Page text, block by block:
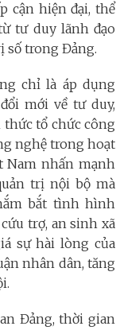
cận hiện đại, thể
tư duy lãnh đạo
số trong Đảng.
chỉ là áp dụng
mới về tư duy,
thức tổ chức công
nghệ trong hoạt
Nam nhấn mạnh
trị nội bộ mà
bắt tình hình
trợ, an sinh xã
sự hài lòng của
nhân dân, tăng
Đảng, thời gian